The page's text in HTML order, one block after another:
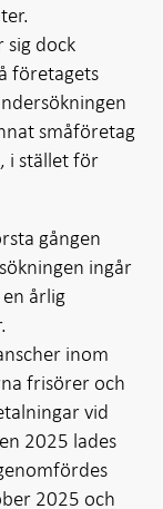
sig dock
företagets
småföretag
i stället för
gången
ingår
årlig
inom
frisörer och
vid
2025 lades
2025 och